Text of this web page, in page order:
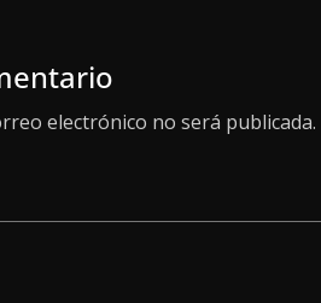
electrónico no será publicada.